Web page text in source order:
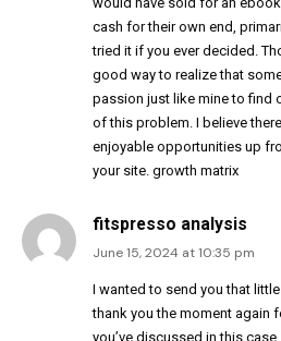
cash for their own end,
tried it if you ever decided.
good way to realize that
passion just like mine to find
of this problem. I believe
enjoyable opportunities up
your site. growth matrix
fitspresso analysis
June 15, 2024 at 10:35 pm
I wanted to send you that
thank you the moment again
you’ve discussed in this